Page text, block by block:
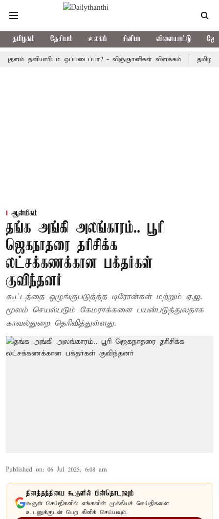
தமிழகம் தேசியம் உலகம் சினிமா விளையாட்டு
தனியாரிடம் ஒப்படைப்பா? - விஞ்ஞானிகள் விளக்கம் தமிழக அரசு
ஆன்மிகம்
தங்க அங்கி அலங்காரம்.. பூரி
ஜெகநாதரை தரிசிக்க
லட்சக்கணக்கான பக்தர்கள்
குவிந்தனர்
கூட்டத்தை ஒழுங்குபடுத்த்த டிரோன்கள் மற்றும் ஏ.ஐ.
மூலம் செயல்படும் கேமராக்களை பயன்படுத்துவதாக
காவல்துறை தெரிவித்துள்ளது.
Published on: 06 Jul 2025, 6:08 am
தினத்தந்தியை கூகுளில் பின்தொடரவும்
கூகுள் செய்திகளில் எங்களின் முக்கியச் செய்திகளை
உடனுக்குடன் பெற கிளிக் செய்யவும்.